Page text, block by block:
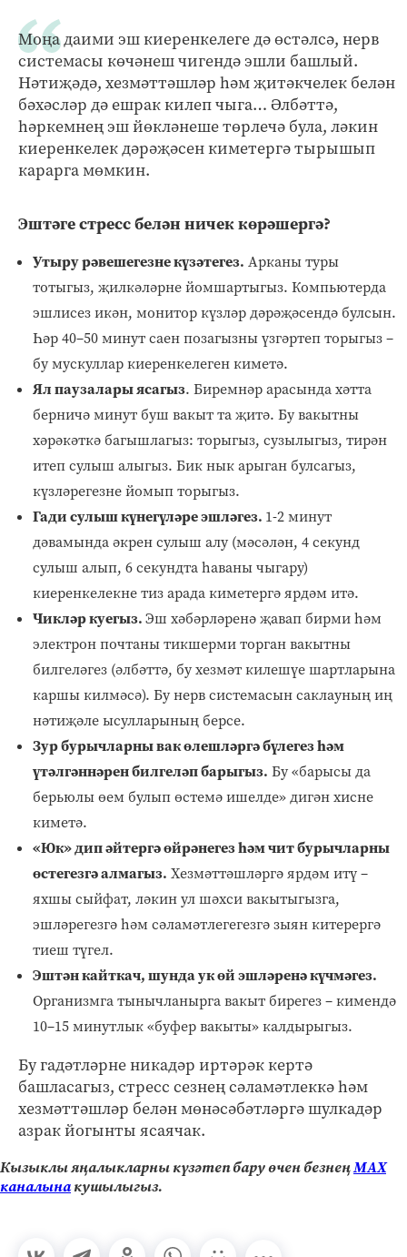
Моңа даими эш киеренкелеге дә өстәлсә, нерв
системасы көчәнеш чигендә эшли башлый.
Нәтиҗәдә, хезмәттәшләр һәм җитәкчелек белән
бәхәсләр дә ешрак килеп чыга… Әлбәттә,
һәркемнең эш йөкләнеше төрлечә була, ләкин
киеренкелек дәрәҗәсен киметергә тырышып
карарга мөмкин.
Эштәге стресс белән ничек көрәшергә?
Утыру рәвешегезне күзәтегез. Арканы туры
тотыгыз, җилкәләрне йомшартыгыз. Компьютерда
эшлисез икән, монитор күзләр дәрәҗәсендә булсын.
Һәр 40–50 минут саен позагызны үзгәртеп торыгыз –
бу мускуллар киеренкелеген киметә.
Ял паузалары ясагыз. Биремнәр арасында хәтта
берничә минут буш вакыт та җитә. Бу вакытны
хәрәкәткә багышлагыз: торыгыз, сузылыгыз, тирән
итеп сулыш алыгыз. Бик нык арыган булсагыз,
күзләрегезне йомып торыгыз.
Гади сулыш күнегүләре эшләгез. 1-2 минут
дәвамында әкрен сулыш алу (мәсәлән, 4 секунд
сулыш алып, 6 секундта һаваны чыгару)
киеренкелекне тиз арада киметергә ярдәм итә.
Чикләр куегыз.Эш хәбәрләренә җавап бирми һәм
электрон почтаны тикшерми торган вакытны
билгеләгез (әлбәттә, бу хезмәт килешүе шартларына
каршы килмәсә). Бу нерв системасын саклауның иң
нәтиҗәле ысулларының берсе.
Зур бурычларны вак өлешләргә бүлегез һәм
үтәлгәннәрен билгеләп барыгыз. Бу «барысы да
берьюлы өем булып өстемә ишелде» дигән хисне
киметә.
«Юк» дип әйтергә өйрәнегез һәм чит бурычларны
өстегезгә алмагыз. Хезмәттәшләргә ярдәм итү –
яхшы сыйфат, ләкин ул шәхси вакытыгызга,
эшләрегезгә һәм сәламәтлегегезгә зыян китерергә
тиеш түгел.
Эштән кайткач, шунда ук өй эшләренә күчмәгез.
Организмга тынычланырга вакыт бирегез – кимендә
10–15 минутлык «буфер вакыты» калдырыгыз.
Бу гадәтләрне никадәр иртәрәк кертә
башласагыз, стресс сезнең сәламәтлеккә һәм
хезмәттәшләр белән мөнәсәбәтләргә шулкадәр
азрак йогынты ясаячак.
Кызыклы яңалыкларны күзәтеп бару өчен безнеңМАХ
каналынакушылыгыз.